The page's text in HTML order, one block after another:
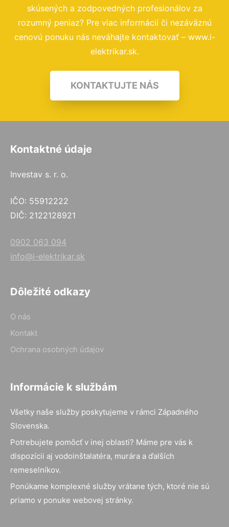
skúsených a zodpovedných profesionálov za
rozumný peniaz? Pre viac informácií či nezáväznú
cenovú ponuku nás neváhajte kontaktovať – www.i-
elektrikar.sk.
KONTAKTUJTE NÁS
Kontaktné údaje
Investav s. r. o.
IČO: 55912222
DIČ: 2122128921
0902 063 094
info@i-elektrikar.sk
Dôležité odkazy
O nás
Kontakt
Ochrana osobných údajov
Informácie k službám
Všetky naše služby poskytujeme v rámci Západného
Slovenska.
Potrebujete pomôcť v inej oblasti? Máme pre vás k
dispozícii aj vodoinštalatéra, murára a ďalších
remeselníkov.
Ponúkame komplexné služby vrátane tých, ktoré nie sú
priamo v ponuke webovej stránky.